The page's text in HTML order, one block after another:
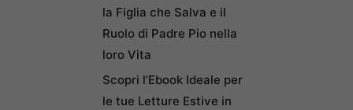
la Figlia che Salva e il
Ruolo di Padre Pio nella
loro Vita
Scopri l’Ebook Ideale per
le tue Letture Estive in